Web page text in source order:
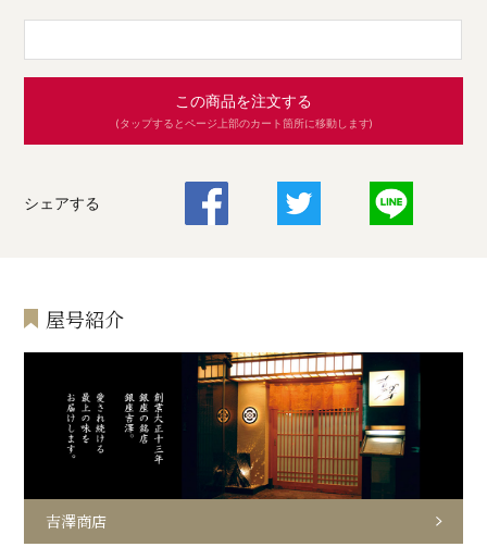
この商品を注文する
(タップするとページ上部のカート箇所に移動します)
シェアする
屋号紹介
吉澤商店